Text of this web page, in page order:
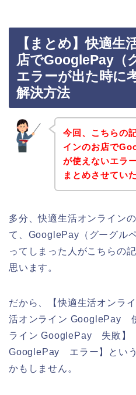
【まとめ】快適生
店でGooglePay（
エラーが出た時に
解決方法
今回、こちらの
インのお店で
が使えないエラ
まとめさせてい
多分、快適生活オンライン
て、GooglePay（グーグル
ってしまった人がこちらの
思います。
だから、【快適生活オンラ
活オンライン GooglePay
ライン GooglePay 失敗】
GooglePay エラー】とい
かもしません。